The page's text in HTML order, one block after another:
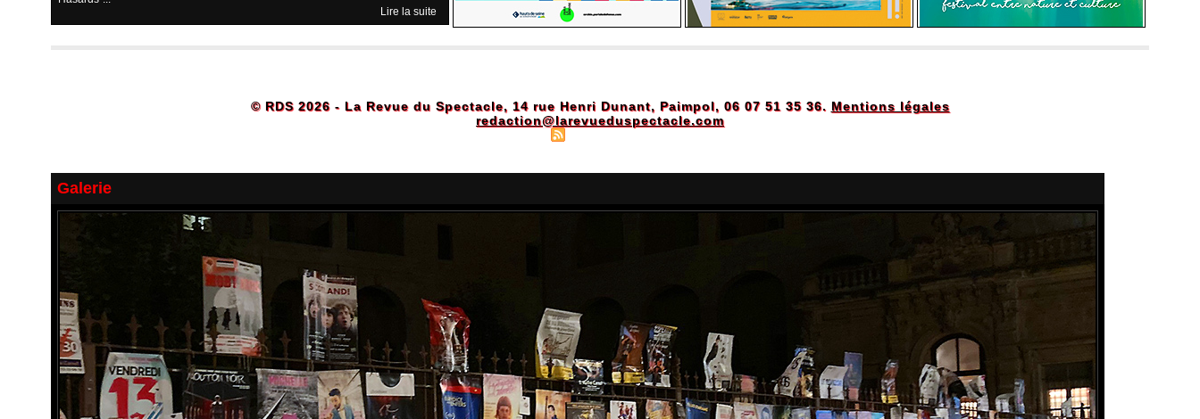
Lire la suite
© RDS 2026 - La Revue du Spectacle, 14 rue Henri Dunant, Paimpol, 06 07 51 35 36. Mentions légales
redaction@larevueduspectacle.com
Galerie